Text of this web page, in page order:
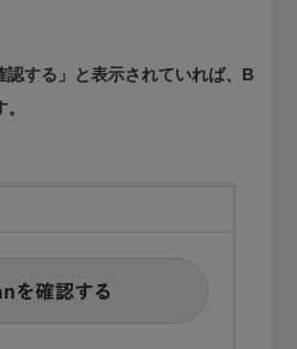
する」と表示されていれば、B